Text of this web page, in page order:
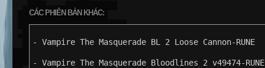
CÁC PHIÊN BẢN KHÁC:
- Vampire The Masquerade BL 2 Loose Cannon-RUNE
- Vampire The Masquerade Bloodlines 2 v49474-RUNE